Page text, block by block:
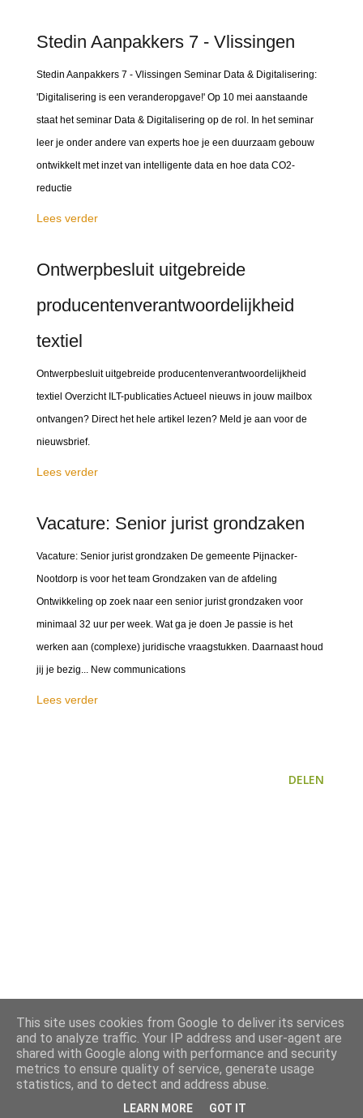
Stedin Aanpakkers 7 - Vlissingen
Stedin Aanpakkers 7 - Vlissingen Seminar Data & Digitalisering:
'Digitalisering is een veranderopgave!' Op 10 mei aanstaande
staat het seminar Data & Digitalisering op de rol. In het seminar
leer je onder andere van experts hoe je een duurzaam gebouw
ontwikkelt met inzet van intelligente data en hoe data CO2-
reductie
Lees verder
Ontwerpbesluit uitgebreide
producentenverantwoordelijkheid
textiel
Ontwerpbesluit uitgebreide producentenverantwoordelijkheid
textiel Overzicht ILT-publicaties Actueel nieuws in jouw mailbox
ontvangen? Direct het hele artikel lezen? Meld je aan voor de
nieuwsbrief.
Lees verder
Vacature: Senior jurist grondzaken
Vacature: Senior jurist grondzaken De gemeente Pijnacker-
Nootdorp is voor het team Grondzaken van de afdeling
Ontwikkeling op zoek naar een senior jurist grondzaken voor
minimaal 32 uur per week. Wat ga je doen Je passie is het
werken aan (complexe) juridische vraagstukken. Daarnaast houd
jij je bezig... New communications
Lees verder
DELEN
This site uses cookies from Google to deliver its services
and to analyze traffic. Your IP address and user-agent are
shared with Google along with performance and security
metrics to ensure quality of service, generate usage
statistics, and to detect and address abuse.
LEARN MORE GOT IT